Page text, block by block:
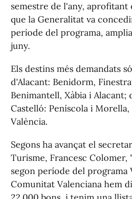
semestre de l'any,
que la Generalitat va
període del programa,
juny.
Els destins més demandats
d'Alacant: Benidorm,
Benimantell, Xàbia i Alacant;
Castelló: Peníscola i
València.
Segons ha avançat el
Turisme, Francesc Colomer,
segon període del programa
Comunitat Valenciana hem